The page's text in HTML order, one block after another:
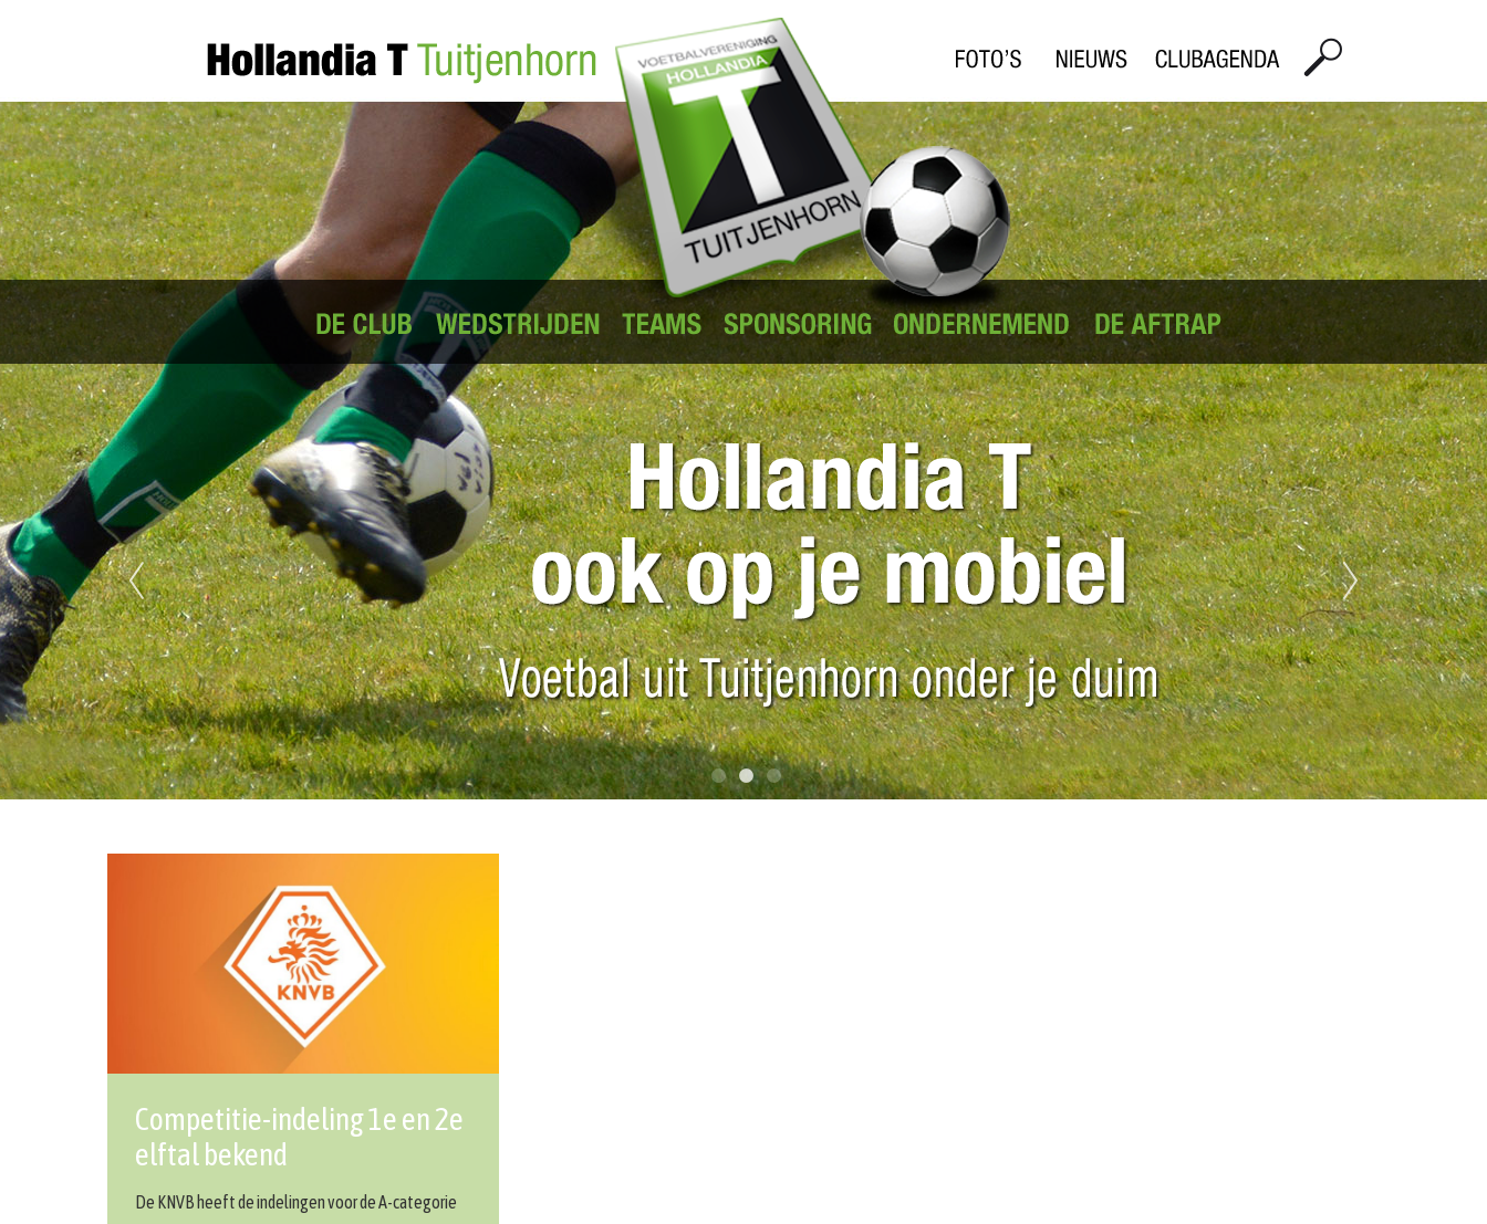
Competitie-indeling 1e en 2e
elftal bekend
De KNVB heeft de indelingen voor de A-categorie